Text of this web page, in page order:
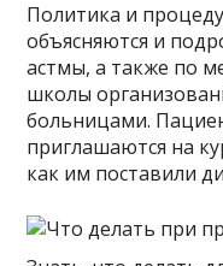
Политика и
объясняются и
астмы, а также по
школы
больницами.
приглашаются на
как им поставили